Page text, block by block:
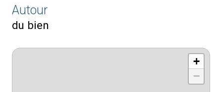
Autour
du bien
+
−